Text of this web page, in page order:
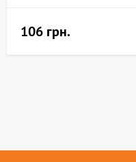
106 грн.